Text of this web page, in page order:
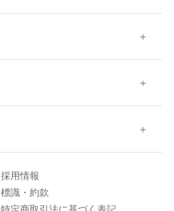
採用情報
標識・約款